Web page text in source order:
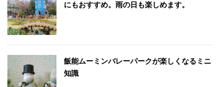
にもおすすめ。雨の日も楽しめます。
飯能ムーミンバレーパークが楽しくなるミニ
知識